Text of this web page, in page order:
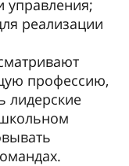
управления;
реализации
профессию,
лидерские